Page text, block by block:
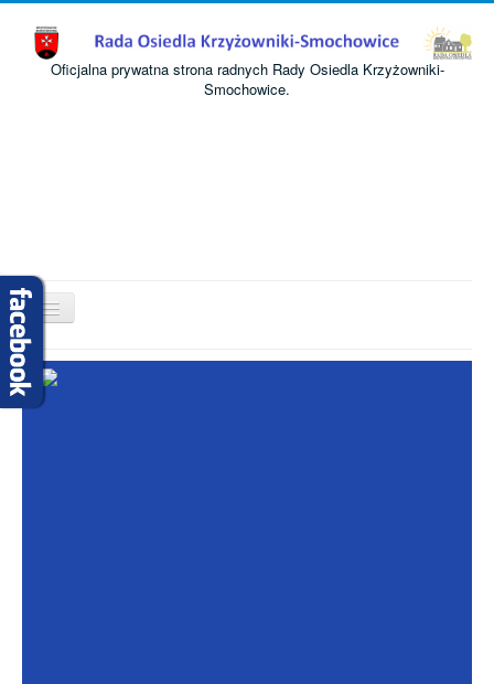
Oficjalna prywatna strona radnych Rady Osiedla Krzyżowniki-
Smochowice.
Przełącz
nawigację
Start
O nas